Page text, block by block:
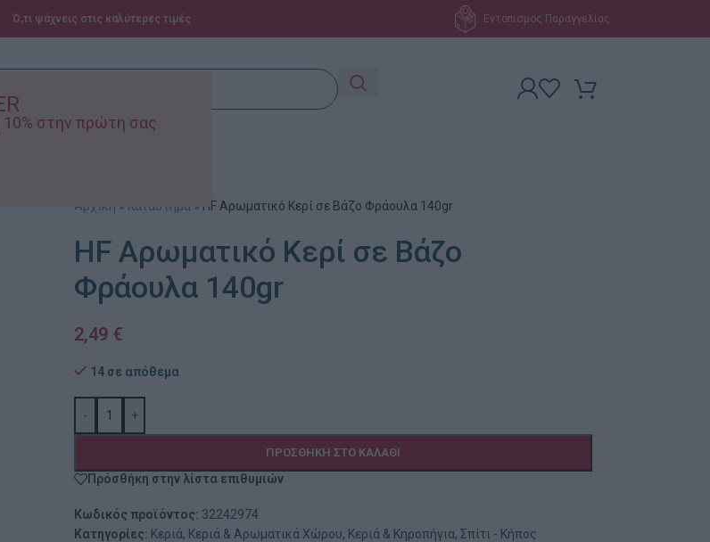
στην πρώτη σας
Ό,τι ψάχνεις στις καλύτερες τιμές Εντοπισμός Παραγγελίας
Αρχική » Κατάστημα » HF Αρωματικό Κερί σε Βάζο Φράουλα 140gr
HF Αρωματικό Κερί σε Βάζο
Φράουλα 140gr
2,49 €
14 σε απόθεμα
- +
ΠΡΟΣΘΉΚΗ ΣΤΟ ΚΑΛΆΘΙ
Πρόσθήκη στην λίστα επιθυμιών
Κωδικός προϊόντος: 32242974
Κατηγορίες: Κεριά, Κεριά & Αρωματικά Χώρου, Κεριά & Κηροπήγια, Σπίτι - Κήπος